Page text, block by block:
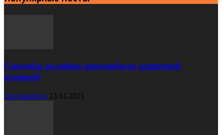
Способы оклейки автомобиля защитной
пленкой
Автомобили 23.01.2021